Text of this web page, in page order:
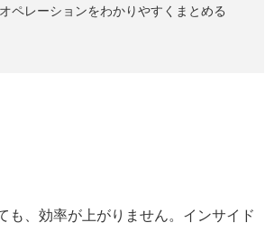
ペレーションをわかりやすくまとめる
、効率が上がりません。インサイド